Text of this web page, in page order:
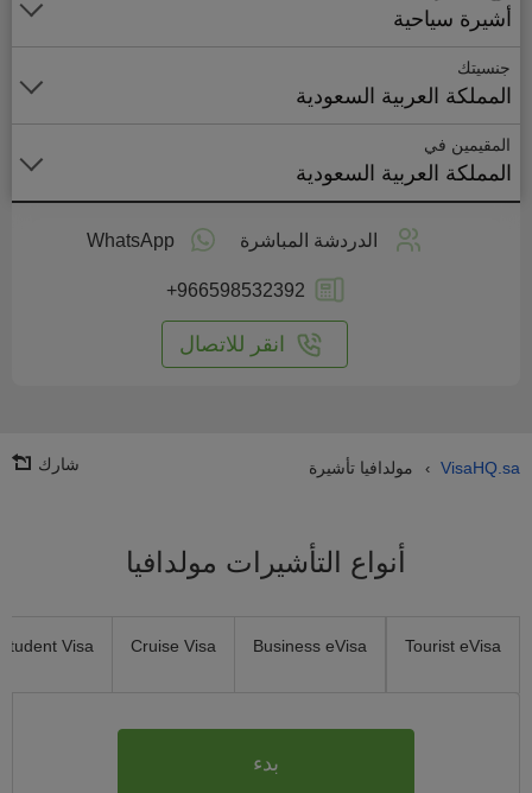
أشيرة سياحية
جنسيتك
المملكة العربية السعودية
المقيمين في
المملكة العربية السعودية
الدردشة المباشرة WhatsApp
+966598532392
انقر للاتصال
VisaHQ.sa
› مولدافيا تأشيرة شارك
أنواع التأشيرات مولدافيا
Tourist eVisa
Business eVisa
Cruise Visa
Student Visa
بدء